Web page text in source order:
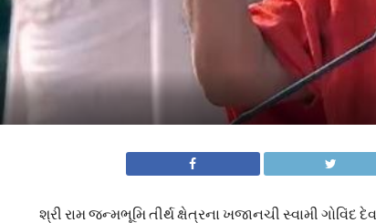
શ્રી રામ જન્મભૂમિ તીર્થ ક્ષેત્રના ખજાનચી સ્વામી ગોવિંદ